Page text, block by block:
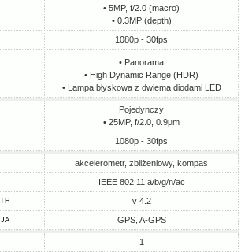
• 5MP, f/2.0 (macro)
• 0.3MP (depth)
1080p - 30fps
• Panorama
• High Dynamic Range (HDR)
• Lampa błyskowa z dwiema diodami LED
Pojedynczy
• 25MP, f/2.0, 0.9µm
1080p - 30fps
akcelerometr, zbliżeniowy, kompas
IEEE 802.11 a/b/g/n/ac
v 4.2
GPS, A-GPS
1